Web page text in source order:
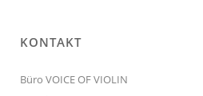
KONTAKT
Büro VOICE OF VIOLIN